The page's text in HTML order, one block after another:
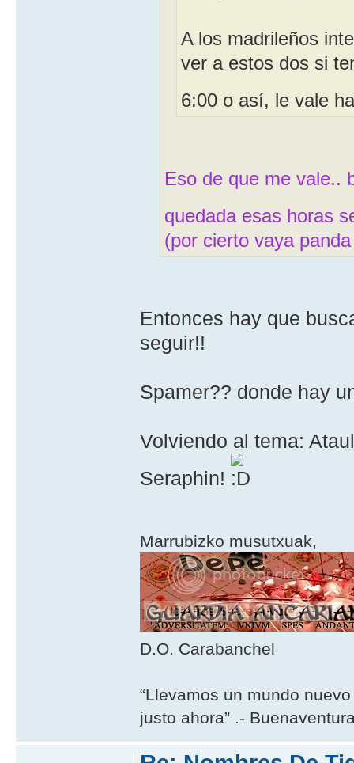
A los madrileños
ver a estos dos si
6:00 o así, le vale
Eso de que me vale..
quedada esas horas
(por cierto vaya
Entonces hay que
seguir!!
Spamer?? donde hay
Volviendo al tema:
Seraphin!
Marrubizko musutxuak,
D.O. Carabanchel
“Llevamos un mundo
justo ahora” .-